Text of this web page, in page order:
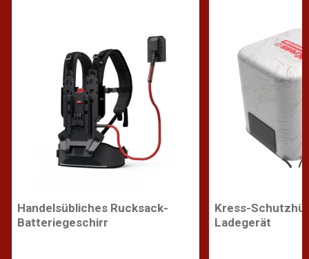
Handelsübliches Rucksack-
Batteriegeschirr
Kress-
Ladegerät